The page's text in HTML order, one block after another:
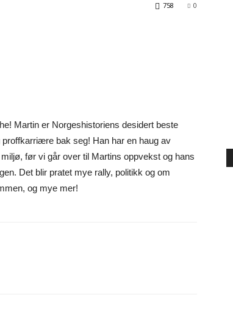
0
758
Martin er Norgeshistoriens desidert beste
bak seg! Han har en haug av
før vi går over til Martins oppvekst og hans
Det blir pratet mye rally, politikk og om
og mye mer!